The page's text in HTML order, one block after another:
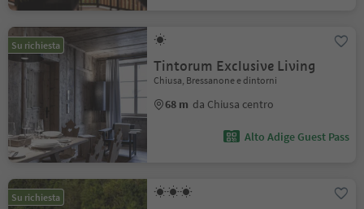
Su richiesta
Tintorum Exclusive Living
Chiusa, Bressanone e dintorni
68 m da Chiusa centro
Alto Adige Guest Pass
Su richiesta